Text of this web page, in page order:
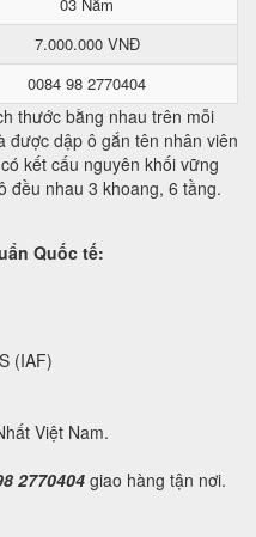
03 Năm
7.000.000 VNĐ
0084 98 2770404
thước bằng nhau trên mỗi
được dập ô gắn tên nhân viên
kết cấu nguyên khối vững
đều nhau 3 khoang, 6 tầng.
Quốc tế:
(IAF)
Việt Nam.
2770404 giao hàng tận nơi.